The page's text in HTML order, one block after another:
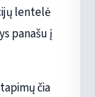
lentelė
panašu į
čia